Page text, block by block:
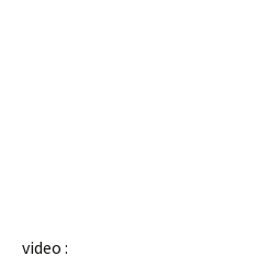
video :